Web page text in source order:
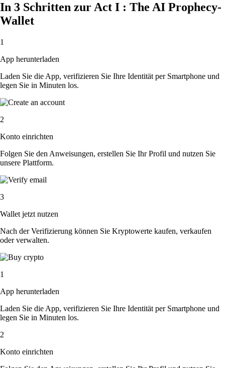
In 3 Schritten zur Act I : The AI Prophecy-
Wallet
1
App herunterladen
Laden Sie die App, verifizieren Sie Ihre Identität per Smartphone und
legen Sie in Minuten los.
2
Konto einrichten
Folgen Sie den Anweisungen, erstellen Sie Ihr Profil und nutzen Sie
unsere Plattform.
3
Wallet jetzt nutzen
Nach der Verifizierung können Sie Kryptowerte kaufen, verkaufen
oder verwalten.
1
App herunterladen
Laden Sie die App, verifizieren Sie Ihre Identität per Smartphone und
legen Sie in Minuten los.
2
Konto einrichten